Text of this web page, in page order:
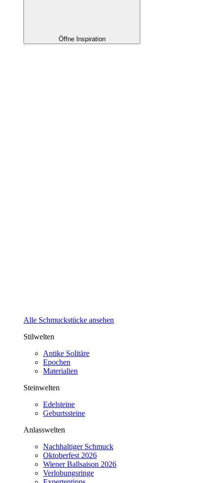
Öffne Inspiration
Alle Schmuckstücke ansehen
Stilwelten
Antike Solitäre
Epochen
Materialien
Steinwelten
Edelsteine
Geburtssteine
Anlasswelten
Nachhaltiger Schmuck
Oktoberfest 2026
Wiener Ballsaison 2026
Verlobungsringe